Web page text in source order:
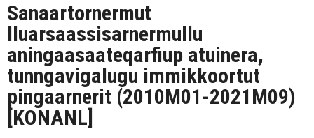
Sanaartornermut
Iluarsaassisarnermullu
aningaasaateqarfiup atuinera,
tunngavigalugu immikkoortut
pingaarnerit (2010M01-2021M09)
[KONANL]